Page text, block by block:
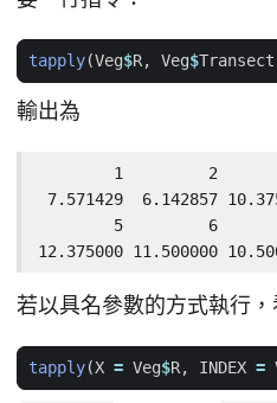
tapply(Veg$R, Veg$Transect
輸出為
1         2
7.571429  6.142857
5         6
12.375000 11.500000
若以具名參數的方式執行，
tapply(X = Veg$R, INDEX =